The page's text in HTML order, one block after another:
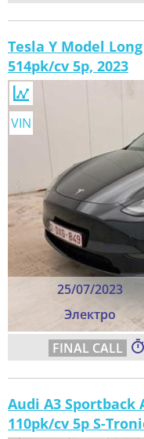
Tesla Y Model
514pk/cv 5p, 2023
25/07/2023
Электро
VIN
Audi A3 Sportback
110pk/cv 5p S-